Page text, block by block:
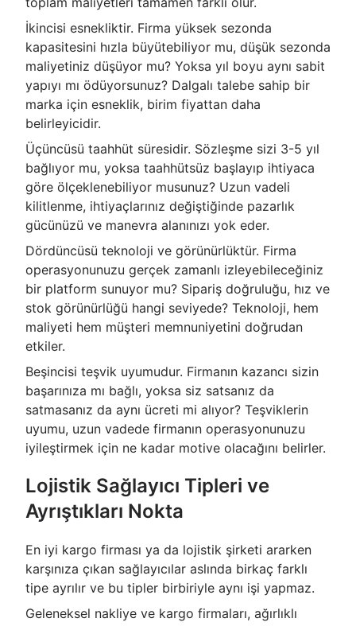
İkincisi esnekliktir. Firma yüksek sezonda
kapasitesini hızla büyütebiliyor mu, düşük sezonda
maliyetiniz düşüyor mu? Yoksa yıl boyu aynı sabit
yapıyı mı ödüyorsunuz? Dalgalı talebe sahip bir
marka için esneklik, birim fiyattan daha
belirleyicidir.
Üçüncüsü taahhüt süresidir. Sözleşme sizi 3-5 yıl
bağlıyor mu, yoksa taahhütsüz başlayıp ihtiyaca
göre ölçeklenebiliyor musunuz? Uzun vadeli
kilitlenme, ihtiyaçlarınız değiştiğinde pazarlık
gücünüzü ve manevra alanınızı yok eder.
Dördüncüsü teknoloji ve görünürlüktür. Firma
operasyonunuzu gerçek zamanlı izleyebileceğiniz
bir platform sunuyor mu? Sipariş doğruluğu, hız ve
stok görünürlüğü hangi seviyede? Teknoloji, hem
maliyeti hem müşteri memnuniyetini doğrudan
etkiler.
Beşincisi teşvik uyumudur. Firmanın kazancı sizin
başarınıza mı bağlı, yoksa siz satsanız da
satmasanız da aynı ücreti mi alıyor? Teşviklerin
uyumu, uzun vadede firmanın operasyonunuzu
iyileştirmek için ne kadar motive olacağını belirler.
Lojistik Sağlayıcı Tipleri ve
Ayrıştıkları Nokta
En iyi kargo firması ya da lojistik şirketi ararken
karşınıza çıkan sağlayıcılar aslında birkaç farklı
tipe ayrılır ve bu tipler birbiriyle aynı işi yapmaz.
Geleneksel nakliye ve kargo firmaları, ağırlıklı